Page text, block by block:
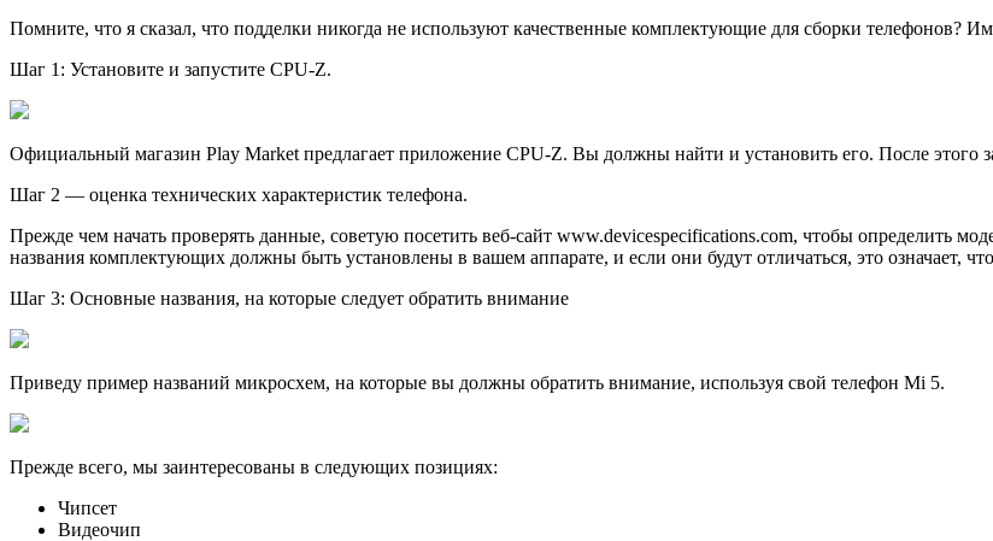
Помните, что я сказал, что подделки никогда не используют качественные комплектующие для сборки телефонов?
Шаг 1: Установите и запустите CPU-Z.
Официальный магазин Play Market предлагает приложение CPU-Z. Вы должны найти и установить его. После этого
Шаг 2 — оценка технических характеристик телефона.
Прежде чем начать проверять данные, советую посетить веб-сайт www.devicespecifications.com, чтобы определить
названия комплектующих должны быть установлены в вашем аппарате, и если они будут отличаться, это означает,
Шаг 3: Основные названия, на которые следует обратить внимание
Приведу пример названий микросхем, на которые вы должны обратить внимание, используя свой телефон Mi 5.
Прежде всего, мы заинтересованы в следующих позициях:
Чипсет
Видеочип